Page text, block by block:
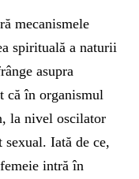
mecanismele
spirituală a naturii
asupra
că în organismul
la nivel oscilator
Iată de ce,
intră în